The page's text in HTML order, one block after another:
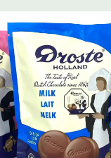
Vorheriger Artikel
Verordnung